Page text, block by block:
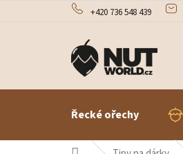
+420 736 548 439
Řecké ořechy